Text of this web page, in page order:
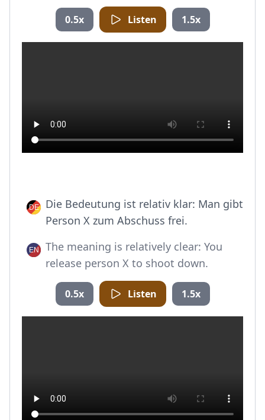
0.5x Listen 1.5x
Die Bedeutung ist relativ klar: Man gibt
Person X zum Abschuss frei.
The meaning is relatively clear: You
release person X to shoot down.
0.5x Listen 1.5x